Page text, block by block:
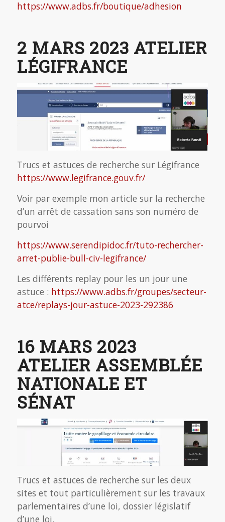
https://www.adbs.fr/boutique/adhesion
2 MARS 2023 ATELIER
LÉGIFRANCE
Trucs et astuces de recherche sur Légifrance
https://www.legifrance.gouv.fr/
Voir par exemple mon article sur la recherche
d’un arrêt de cassation sans son numéro de
pourvoi
https://www.serendipidoc.fr/tuto-rechercher-
arret-publie-bull-civ-legifrance/
Les différents replay pour les un jour une
astuce : https://www.adbs.fr/groupes/secteur-
atce/replays-jour-astuce-2023-292386
16 MARS 2023
ATELIER ASSEMBLÉE
NATIONALE ET
SÉNAT
Trucs et astuces de recherche sur les deux
sites et tout particulièrement sur les travaux
parlementaires d’une loi, dossier législatif
d’une loi.